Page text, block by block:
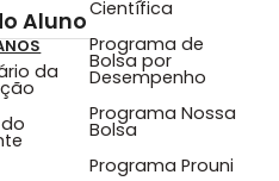
Aluno
da
Científica
Programa de
Bolsa por
Desempenho
Programa Nossa
Bolsa
Programa Prouni